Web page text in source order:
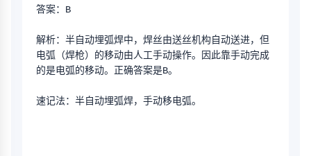
答案：B
解析：半自动埋弧焊中，焊丝由送丝机构自动送进，但
电弧（焊枪）的移动由人工手动操作。因此靠手动完成
的是电弧的移动。正确答案是B。
速记法：半自动埋弧焊，手动移电弧。